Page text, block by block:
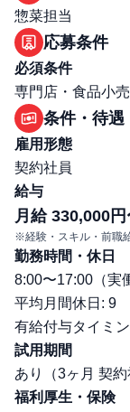
惣菜担当
応募条件
必須条件
専門店・食品小
条件・待遇
雇用形態
契約社員
給与
月給 330,000
※経験・スキル・前職
勤務時間・休日
8:00〜17:00（実
平均月間休日: 9
有給付与タイミ
試用期間
あり（3ヶ月 契約
福利厚生・保険